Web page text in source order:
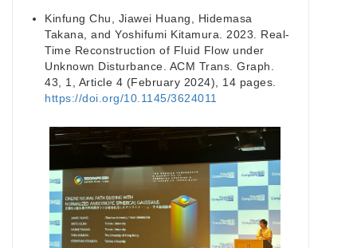
Kinfung Chu, Jiawei Huang, Hidemasa
Takana, and Yoshifumi Kitamura. 2023. Real-
Time Reconstruction of Fluid Flow under
Unknown Disturbance. ACM Trans. Graph.
43, 1, Article 4 (February 2024), 14 pages.
https://doi.org/10.1145/3624011